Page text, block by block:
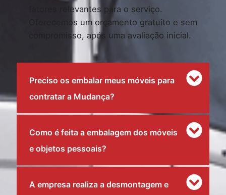
fatores relevantes para o serviço.
Oferecemos um orçamento gratuito e sem
compromisso, após uma avaliação inicial.
Preciso os embalar meus móveis para
contratar a Mudança?
Como é feita a embalagem dos móveis
e objetos pessoais?
A empresa realiza a desmontagem e